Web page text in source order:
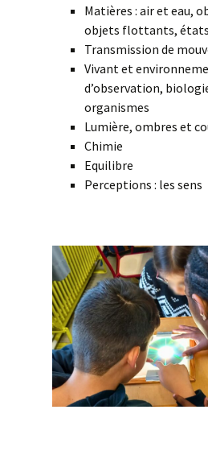
Matières : air et eau,
objets flottants, états
Transmission de
Vivant et
d’observation,
organismes
Lumière, ombres et
Chimie
Equilibre
Perceptions : les sens